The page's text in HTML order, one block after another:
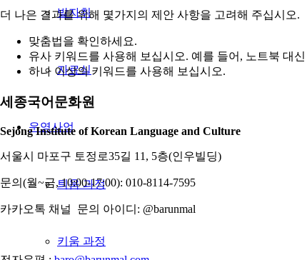
발자취
자료실
운영사업
틔움 과정
키움 과정
더 나은 결과를 위해 몇가지의 제안 사항을 고려해 주십시오.
맞춤법을 확인하세요.
유사 키워드를 사용해 보십시오. 예를 들어, 노트북 대
하나 이상의 키워드를 사용해 보십시오.
세종국어문화원
Sejong Institute of Korean Language and Culture
서울시 마포구 토정로35길 11, 5층(인우빌딩)
문의(월~금, 10:00-17:00): 010-8114-7595
카카오톡 채널 문의 아이디: @barunmal